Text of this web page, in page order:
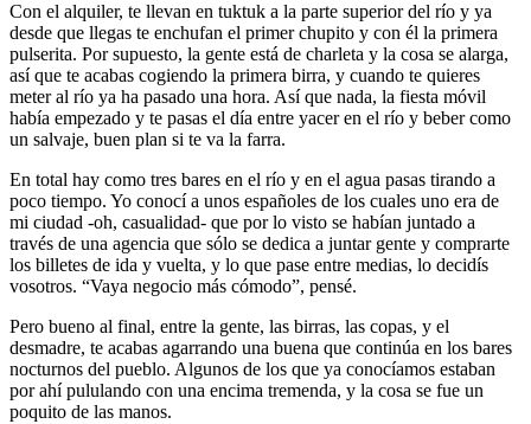
Con el alquiler, te llevan en tuktuk a la parte superior del río y ya
desde que llegas te enchufan el primer chupito y con él la primera
pulserita. Por supuesto, la gente está de charleta y la cosa se alarga,
así que te acabas cogiendo la primera birra, y cuando te quieres
meter al río ya ha pasado una hora. Así que nada, la fiesta móvil
había empezado y te pasas el día entre yacer en el río y beber como
un salvaje, buen plan si te va la farra.
En total hay como tres bares en el río y en el agua pasas tirando a
poco tiempo. Yo conocí a unos españoles de los cuales uno era de
mi ciudad -oh, casualidad- que por lo visto se habían juntado a
través de una agencia que sólo se dedica a juntar gente y comprarte
los billetes de ida y vuelta, y lo que pase entre medias, lo decidís
vosotros. “Vaya negocio más cómodo”, pensé.
Pero bueno al final, entre la gente, las birras, las copas, y el
desmadre, te acabas agarrando una buena que continúa en los bares
nocturnos del pueblo. Algunos de los que ya conocíamos estaban
por ahí pululando con una encima tremenda, y la cosa se fue un
poquito de las manos.